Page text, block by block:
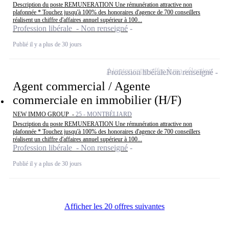
Description du poste REMUNERATION Une rémunération attractive non
plafonnée * Touchez jusqu'à 100% des honoraires d'agence de 700 conseillers
réalisent un chiffre d'affaires annuel supérieur à 100...
Profession libérale - Non renseigné
Publié il y a plus de 30 jours
Agent commercial / Agente
commerciale en immobilier (H/F)
NEW IMMO GROUP - 25 - MONTBÉLIARD
Description du poste REMUNERATION Une rémunération attractive non
plafonnée * Touchez jusqu'à 100% des honoraires d'agence de 700 conseillers
réalisent un chiffre d'affaires annuel supérieur à 100...
Profession libérale - Non renseigné
Publié il y a plus de 30 jours
Profession libéraleNon renseigné
Ajouter cette offre à ma sélection
Afficher les 20 offres suivantes